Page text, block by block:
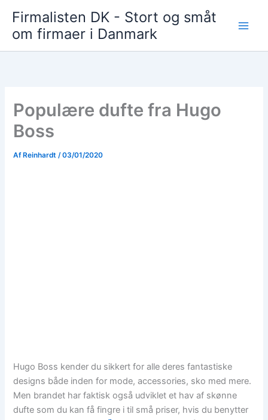
indholdet
Firmalisten DK - Stort og småt
om firmaer i Danmark
Populære dufte fra Hugo
Boss
Af Reinhardt/03/01/2020
Hugo Boss kender du sikkert for alle deres fantastiske
designs både inden for mode, accessories, sko med mere.
Men brandet har faktisk også udviklet et hav af skønne
dufte som du kan få fingre i til små priser, hvis du benytter